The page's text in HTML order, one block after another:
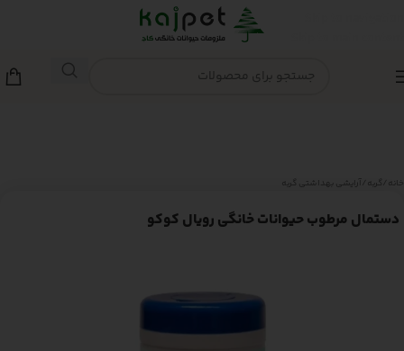
خانه گربه آرایشی بهداشتی گربه
دستمال مرطوب حیوانات خانگی رویال کوکو